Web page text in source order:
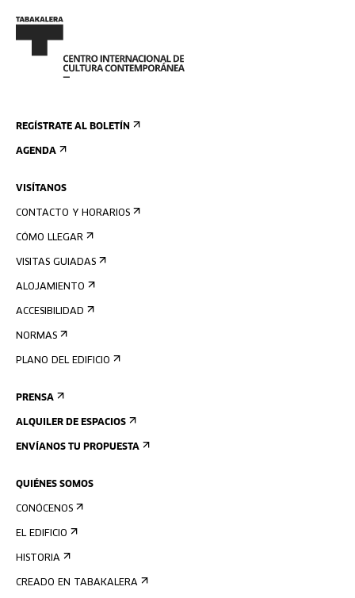
REGÍSTRATE AL BOLETÍN
AGENDA
VISÍTANOS
CONTACTO Y HORARIOS
CÓMO LLEGAR
VISITAS GUIADAS
ALOJAMIENTO
ACCESIBILIDAD
NORMAS
PLANO DEL EDIFICIO
PRENSA
ALQUILER DE ESPACIOS
ENVÍANOS TU PROPUESTA
QUIÉNES SOMOS
CONÓCENOS
EL EDIFICIO
HISTORIA
CREADO EN TABAKALERA